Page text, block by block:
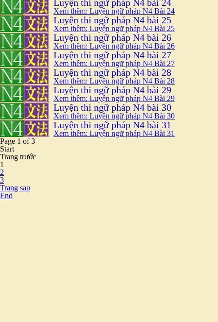
Luyện thi ngữ pháp N4 bài 24
Xem thêm: Luyện ngữ pháp N4 Bài 24
Luyện thi ngữ pháp N4 bài 25
Xem thêm: Luyện ngữ pháp N4 Bài 25
Luyện thi ngữ pháp N4 bài 26
Xem thêm: Luyện ngữ pháp N4 Bài 26
Luyện thi ngữ pháp N4 bài 27
Xem thêm: Luyện ngữ pháp N4 Bài 27
Luyện thi ngữ pháp N4 bài 28
Xem thêm: Luyện ngữ pháp N4 Bài 28
Luyện thi ngữ pháp N4 bài 29
Xem thêm: Luyện ngữ pháp N4 Bài 29
Luyện thi ngữ pháp N4 bài 30
Xem thêm: Luyện ngữ pháp N4 Bài 30
Luyện thi ngữ pháp N4 bài 31
Xem thêm: Luyện ngữ pháp N4 Bài 31
Page 1 of 3
Start
Trang trước
1
2
3
Trang sau
End